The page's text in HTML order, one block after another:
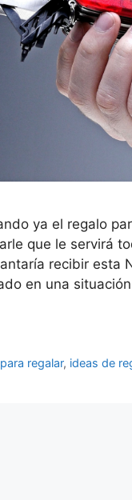
ya el regalo
que le servirá
recibir esta
en una
regalar, ideas de